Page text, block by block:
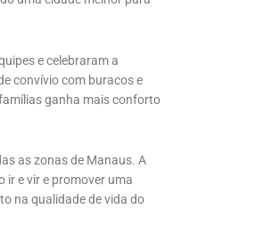
e celebraram a
convívio com buracos e
ganha mais conforto
as zonas de Manaus. A
e vir e promover uma
na qualidade de vida do